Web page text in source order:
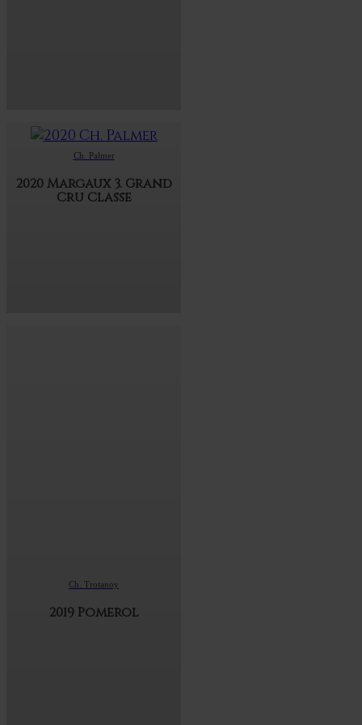
Ch. Palmer
2020 Margaux 3. Grand
Cru Classe
Ch. Trotanoy
2019 Pomerol